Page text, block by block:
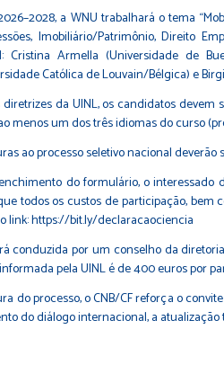
a WNU trabalhará o tema
Imobiliário/Patrimônio, Direito
Cristina Armella (Universidade de
Católica de Louvain/Bélgica) e
da UINL, os candidatos
menos um dos três idiomas do curso
ao processo seletivo nacional
do formulário, o interessado
todos os custos de participação, bem
link:https://bit.ly/declaracaociencia
conduzida por um conselho da
pela UINL é de 400 euros por
do processo, o CNB/CF reforça o
do diálogo internacional, a